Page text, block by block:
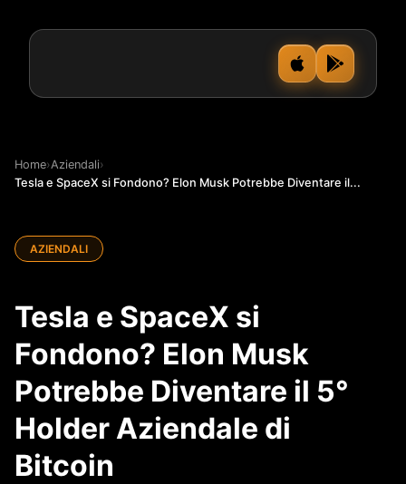
Home›Aziendali›
Tesla e SpaceX si Fondono? Elon Musk Potrebbe Diventare il...
AZIENDALI
Tesla e SpaceX si
Fondono? Elon Musk
Potrebbe Diventare il 5°
Holder Aziendale di
Bitcoin